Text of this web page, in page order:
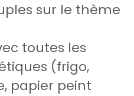
sur le thème
toutes les
(frigo,
papier peint